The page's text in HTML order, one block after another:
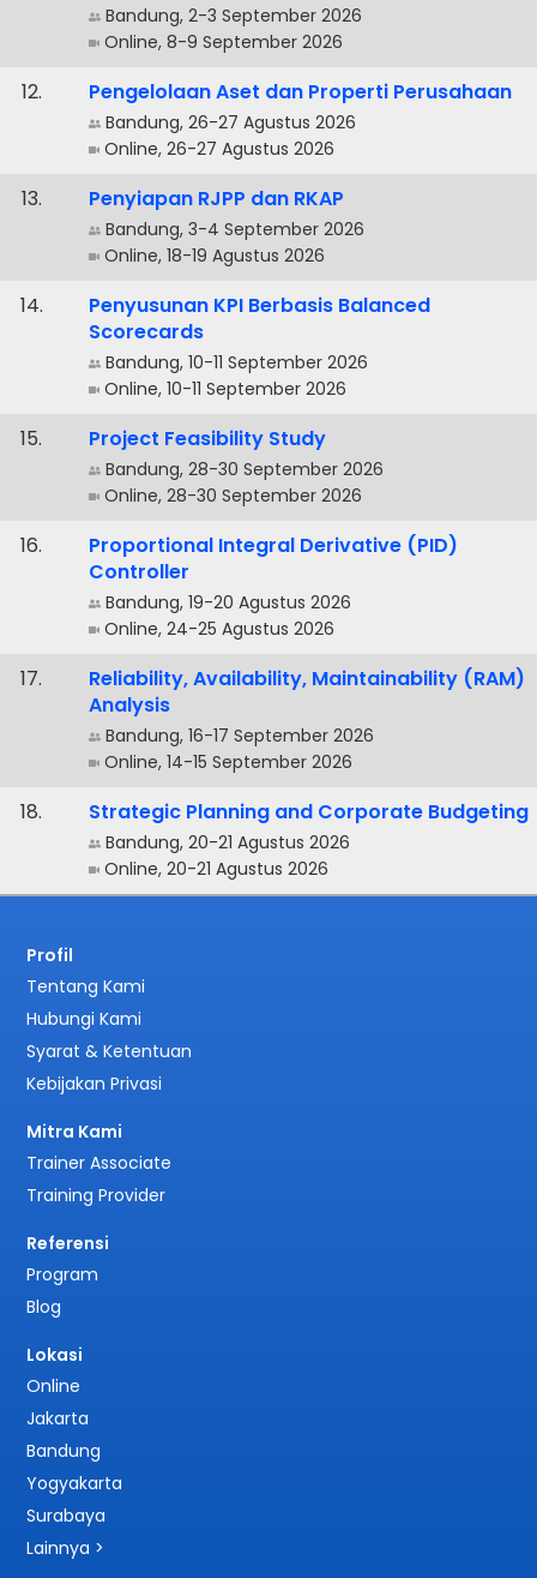
Bandung, 2-3 September 2026
Online, 8-9 September 2026
. Pengelolaan Aset dan Properti Perusahaan
Bandung, 26-27 Agustus 2026
Online, 26-27 Agustus 2026
. Penyiapan RJPP dan RKAP
Bandung, 3-4 September 2026
Online, 18-19 Agustus 2026
.
Penyusunan KPI Berbasis Balanced
Scorecards
Bandung, 10-11 September 2026
Online, 10-11 September 2026
. Project Feasibility Study
Bandung, 28-30 September 2026
Online, 28-30 September 2026
.
Proportional Integral Derivative (PID)
Controller
Bandung, 19-20 Agustus 2026
Online, 24-25 Agustus 2026
.
Reliability, Availability, Maintainability (RAM)
Analysis
Bandung, 16-17 September 2026
Online, 14-15 September 2026
. Strategic Planning and Corporate Budgeting
Bandung, 20-21 Agustus 2026
Online, 20-21 Agustus 2026
Profil
Tentang Kami
Hubungi Kami
Syarat & Ketentuan
Kebijakan Privasi
Mitra Kami
Trainer Associate
Training Provider
Referensi
Program
Blog
Lokasi
Online
Jakarta
Bandung
Yogyakarta
Surabaya
Lainnya >